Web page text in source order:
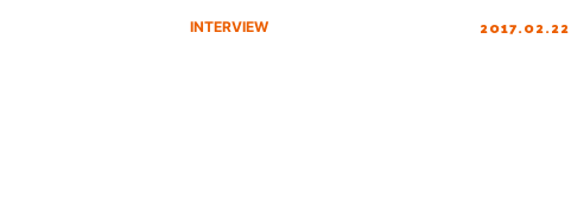
INTERVIEW 2017.02.22